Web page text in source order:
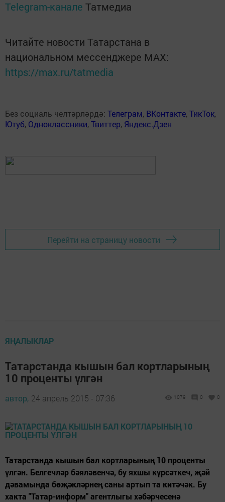
Telegram-канале Татмедиа
Читайте новости Татарстана в
национальном мессенджере MАХ:
https://max.ru/tatmedia
Без социаль челтәрләрдә: Телеграм, ВКонтакте,ТикТок,
Ютуб, Одноклассники,Твиттер, Яндекс.Дзен
Перейти на страницу новости
ЯҢАЛЫКЛАР
Татарстанда кышын бал кортларының
10 проценты үлгән
автор, 24 апрель 2015 - 07:36 1079 0 0
Татарстанда кышын бал кортларының 10 проценты
үлгән. Белгечләр бәяләвенчә, бу яхшы күрсәткеч, җәй
дәвамында бөҗәкләрнең саны артып та китәчәк. Бу
хакта "Татар-информ" агентлыгы хәбәрчесенә